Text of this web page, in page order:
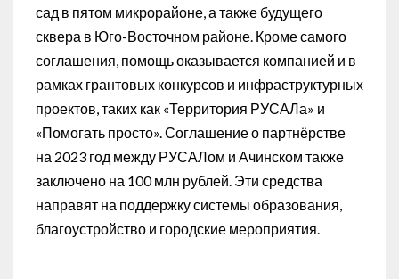
сад в пятом микрорайоне, а также будущего
сквера в Юго-Восточном районе. Кроме самого
соглашения, помощь оказывается компанией и в
рамках грантовых конкурсов и инфраструктурных
проектов, таких как «Территория РУСАЛа» и
«Помогать просто». Соглашение о партнёрстве
на 2023 год между РУСАЛом и Ачинском также
заключено на 100 млн рублей. Эти средства
направят на поддержку системы образования,
благоустройство и городские мероприятия.